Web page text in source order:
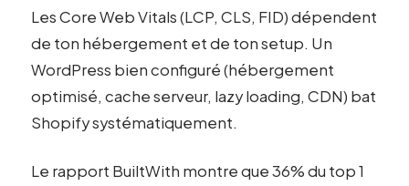
Les Core Web Vitals (LCP, CLS, FID) dépendent
de ton hébergement et de ton setup. Un
WordPress bien configuré (hébergement
optimisé, cache serveur, lazy loading, CDN) bat
Shopify systématiquement.
Le rapport BuiltWith montre que 36% du top 1